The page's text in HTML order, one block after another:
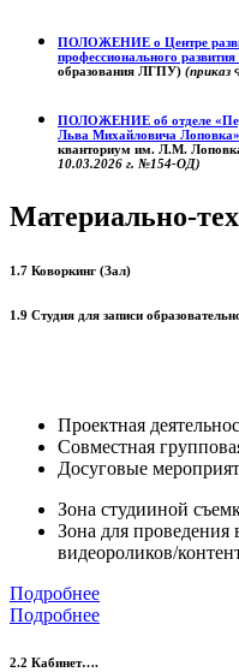
ПОЛОЖЕНИЕ о Центре
профессионального
образования ЛГПУ)
ПОЛОЖЕНИЕ об отделе
Льва Михайловича Лоповка»
кванториум им. Л.М.
10.03.2026 г. №154-ОД)
Материально-
1.7 Коворкинг (Зал)
1.9 Студия для записи
Проектная
Совместная
Досуговые
Зона студииной
Зона для проведения
видеороликов/
Подробнее
Подробнее
2.2 Кабинет….